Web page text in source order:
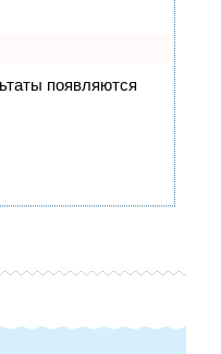
появляются